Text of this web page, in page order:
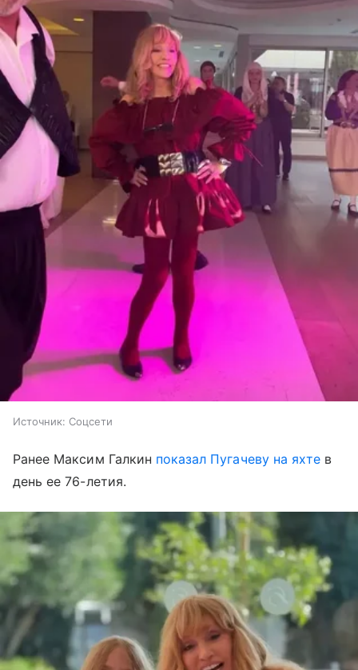
Источник: Соцсети
Ранее Максим Галкин показал Пугачеву на яхте в
день ее 76-летия.